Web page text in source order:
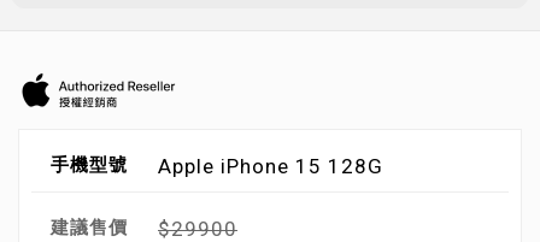
Apple iPhone 15 128G
$29900